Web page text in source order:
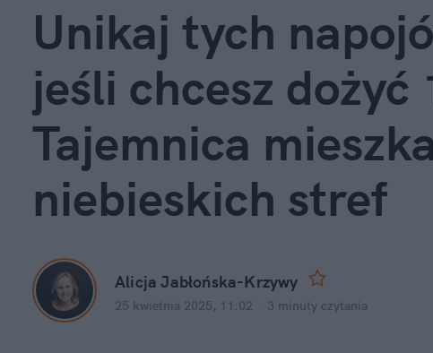
Unikaj tych
jeśli chcesz
Tajemnica
niebieskich stref
Alicja Jabłońska-Krzywy
25 kwietnia 2025, 11:02 3 minuty czytania